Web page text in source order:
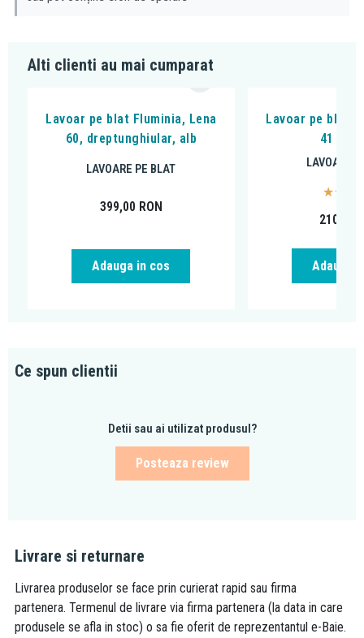
Alti clienti au mai cumparat
Lavoar pe blat Fluminia, Lena
60, dreptunghiular, alb
LAVOARE PE BLAT
399,00 RON
Adauga in cos
Lavoar pe blat,
41 x
LAVOARE
210,00
Adauga
Ce spun clientii
Detii sau ai utilizat produsul?
Posteaza review
Livrare si returnare
Livrarea produselor se face prin curierat rapid sau firma
partenera. Termenul de livrare via firma partenera (la data in care
produsele se afla in stoc) o sa fie oferit de reprezentantul e-Baie.